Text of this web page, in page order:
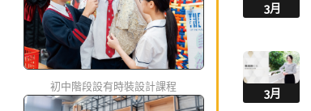
初中階段設有時裝設計課程
3月
3月